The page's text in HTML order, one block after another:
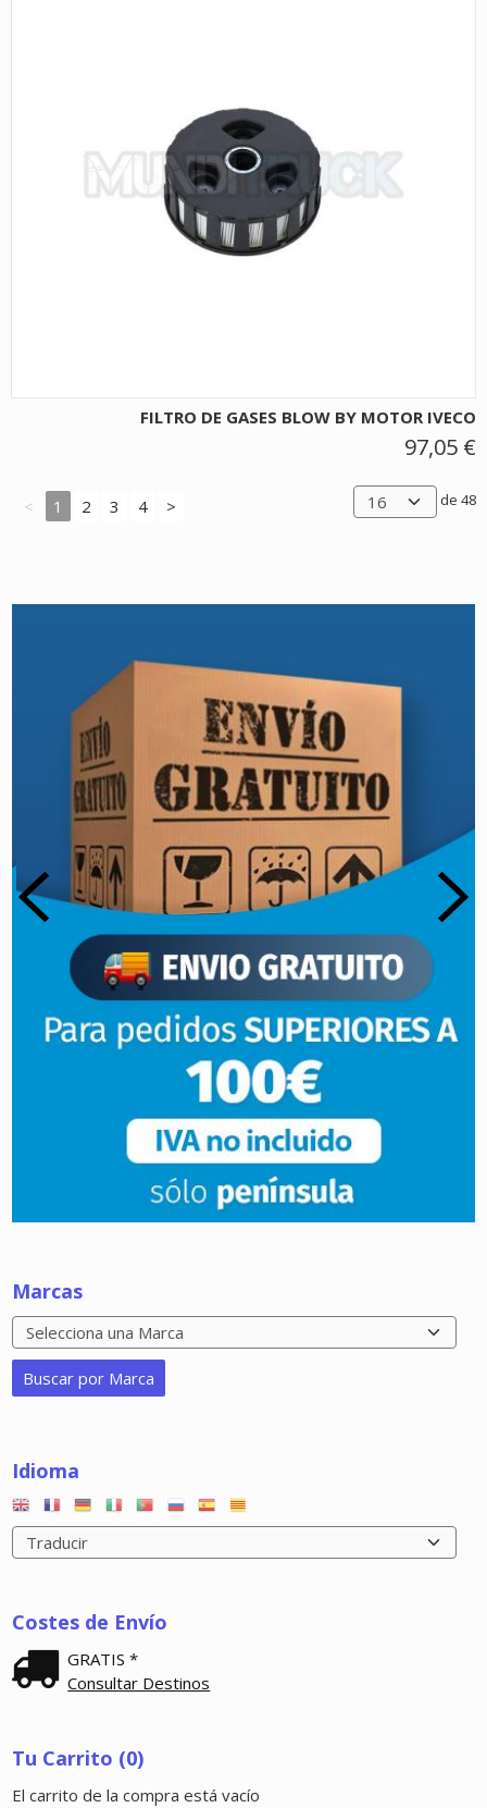
Marcas
Idioma
Costes de Envío
GRATIS *
Consultar Destinos
Tu Carrito (0)
El carrito de la compra está vacío
FILTRO DE GASES BLOW BY MOTOR IVECO
97,05 €
< 1 2 3 4 > de 48